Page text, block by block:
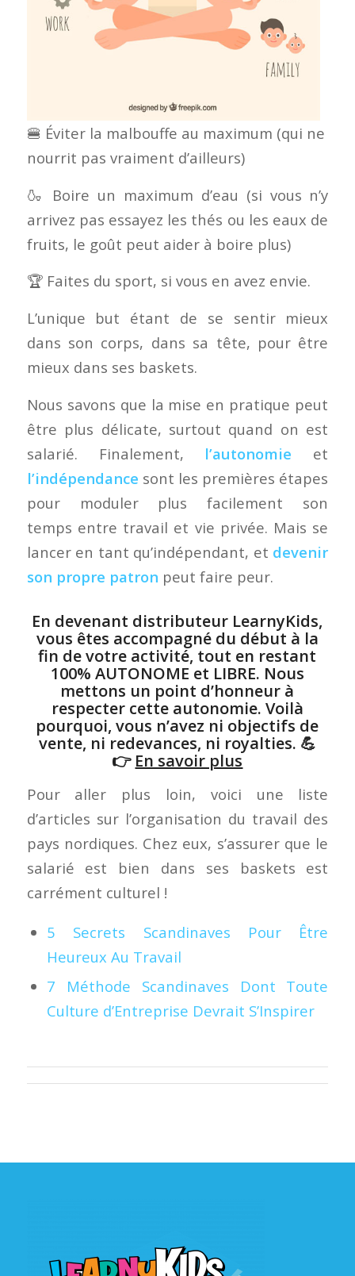
🍔 Éviter la malbouffe au maximum (qui ne
nourrit pas vraiment d’ailleurs)
🍶 Boire un maximum d’eau (si vous n’y
arrivez pas essayez les thés ou les eaux de
fruits, le goût peut aider à boire plus)
🏆 Faites du sport, si vous en avez envie.
L’unique but étant de se sentir mieux
dans son corps, dans sa tête, pour être
mieux dans ses baskets.
Nous savons que la mise en pratique peut
être plus délicate, surtout quand on est
salarié. Finalement, l’autonomie et
l’indépendance sont les premières étapes
pour moduler plus facilement son
temps entre travail et vie privée. Mais se
lancer en tant qu’indépendant, et devenir
son propre patron peut faire peur.
En devenant distributeur LearnyKids,
vous êtes accompagné du début à la
fin de votre activité, tout en restant
100% AUTONOME et LIBRE. Nous
mettons un point d’honneur à
respecter cette autonomie. Voilà
pourquoi, vous n’avez ni objectifs de
vente, ni redevances, ni royalties. 💪
👉 En savoir plus
Pour aller plus loin, voici une liste
d’articles sur l’organisation du travail des
pays nordiques. Chez eux, s’assurer que le
salarié est bien dans ses baskets est
carrément culturel !
5 Secrets Scandinaves Pour Être
Heureux Au Travail
7 Méthode Scandinaves Dont Toute
Culture d’Entreprise Devrait S’Inspirer